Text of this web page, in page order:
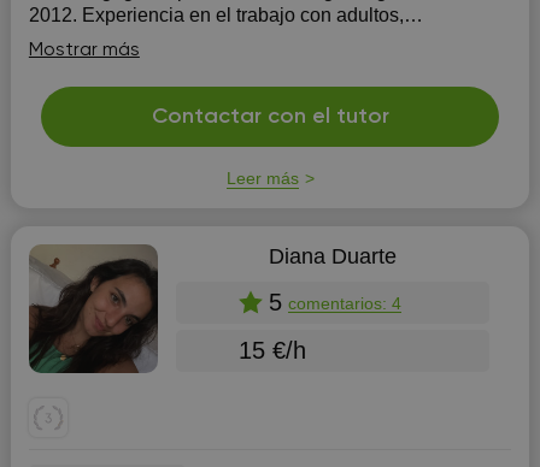
2012. Experiencia en el trabajo con adultos,
adolescentes de ESO y Bachillerato y niños, estos
últimos también en la materia de Informática Básica y
como Reforzador Educativo de otras materias hasta el
nivel de ESO (Mates, Lengua, Cienc...
Mostrar más
Contactar con el tutor
Leer más
Diana Duarte
5 comentarios: 4
15 €/h